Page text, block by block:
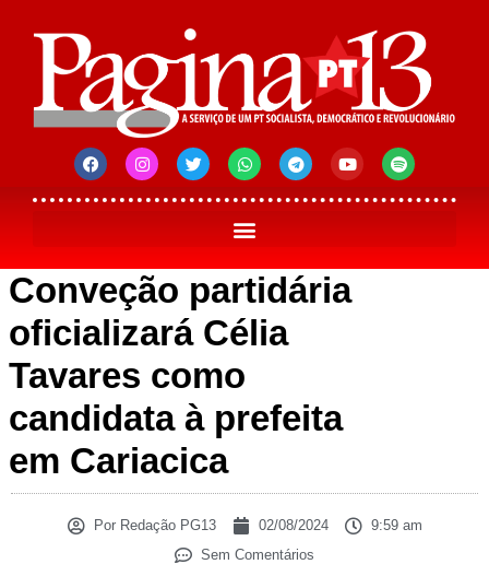
Conveção partidária
oficializará Célia
Tavares como
candidata à prefeita
em Cariacica
PorRedação PG13 02/08/2024
9:59 am
Sem Comentários